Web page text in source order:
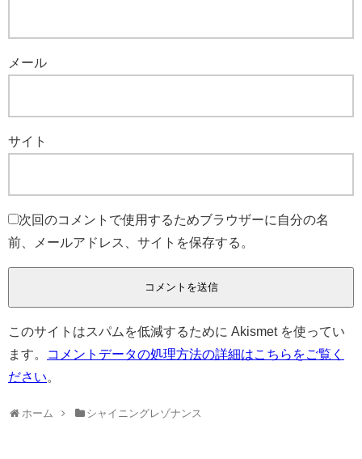
メール
サイト
次回のコメントで使用するためブラウザーに自分の名
前、メールアドレス、サイトを保存する。
このサイトはスパムを低減するために Akismet を使ってい
ます。
コメントデータの処理方法の詳細はこちらをご覧く
ださい。
ホーム シャイニングレゾナンス